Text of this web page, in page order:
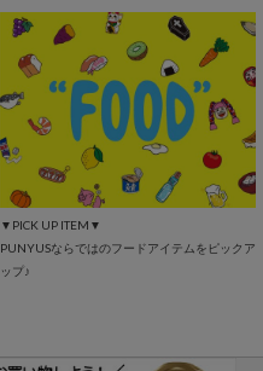
▼PICK UP ITEM▼
PUNYUSならではのフードアイテムをピックア
ップ♪